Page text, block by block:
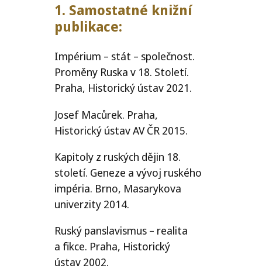
1. Samostatné knižní
publikace:
Impérium – stát – společnost.
Proměny Ruska v 18. Století.
Praha, Historický ústav 2021.
Josef Macůrek. Praha,
Historický ústavAVČR 2015.
Kapitoly z ruských dějin 18.
století. Geneze a vývoj ruského
impéria. Brno, Masarykova
univerzity 2014.
Ruský panslavismus – realita
a fikce. Praha, Historický
ústav 2002.